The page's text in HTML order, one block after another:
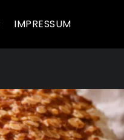
IMPRESSUM